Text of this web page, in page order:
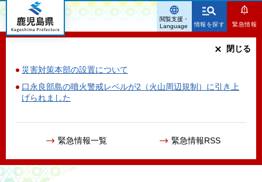
鹿児島県
情報を探す 緊急情報
災害対策本部の設置について
口永良部島の噴火警戒レベルが2（火山周辺規制）に引き上
げられました
緊急情報一覧 緊急情報RSS
閉じる
閲覧支援・
Language